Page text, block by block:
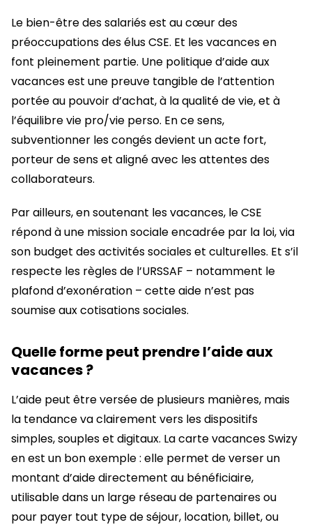
Le bien-être des salariés est au cœur des
préoccupations des élus CSE. Et les vacances en
font pleinement partie. Une politique d’aide aux
vacances est une preuve tangible de l’attention
portée au pouvoir d’achat, à la qualité de vie, et à
l’équilibre vie pro/vie perso. En ce sens,
subventionner les congés devient un acte fort,
porteur de sens et aligné avec les attentes des
collaborateurs.
Par ailleurs, en soutenant les vacances, le CSE
répond à une mission sociale encadrée par la loi, via
son budget des activités sociales et culturelles. Et s’il
respecte les règles de l’URSSAF – notamment le
plafond d’exonération – cette aide n’est pas
soumise aux cotisations sociales.
Quelle forme peut prendre l’aide aux
vacances ?
L’aide peut être versée de plusieurs manières, mais
la tendance va clairement vers les dispositifs
simples, souples et digitaux. La carte vacances Swizy
en est un bon exemple : elle permet de verser un
montant d’aide directement au bénéficiaire,
utilisable dans un large réseau de partenaires ou
pour payer tout type de séjour, location, billet, ou